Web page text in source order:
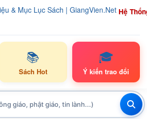
Hệ
📚
Sách Hot
🎓
Ý kiến trao đổi